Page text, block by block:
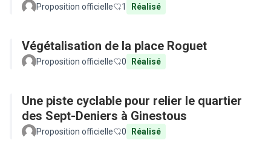
Proposition officielle 1 Réalisé
Végétalisation de la place Roguet
Proposition officielle 0 Réalisé
Une piste cyclable pour relier le quartier
des Sept-Deniers à Ginestous
Proposition officielle 0 Réalisé